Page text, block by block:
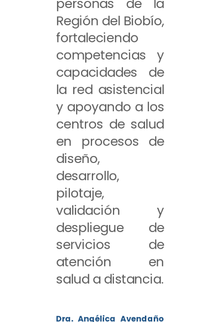
Región del Biobío,
fortaleciendo
competencias y
capacidades de
la red asistencial
y apoyando a los
centros de salud
en procesos de
diseño,
desarrollo,
pilotaje,
validación y
despliegue de
servicios de
atención en
salud a distancia.
Dra. Angélica Avendaño